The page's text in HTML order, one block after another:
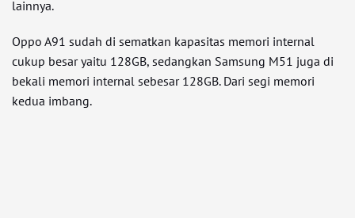
lainnya.
Oppo A91 sudah di sematkan kapasitas memori internal
cukup besar yaitu 128GB, sedangkan Samsung M51 juga di
bekali memori internal sebesar 128GB. Dari segi memori
kedua imbang.